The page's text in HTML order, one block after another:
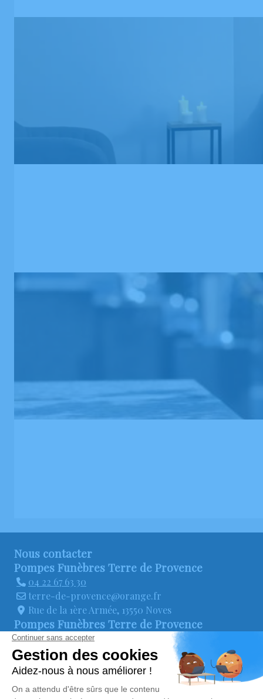
Nous contacter
Pompes Funèbres Terre de Provence
04 22 67 63 30
terre-de-provence@orange.fr
Rue de la 1ère Armée, 13550 Noves
Pompes Funèbres Terre de Provence
04 22 67 37 12
terre-de-provence@orange.fr
Route de Mollégès 13670 Saint-Andiol
04 65 66 70 48